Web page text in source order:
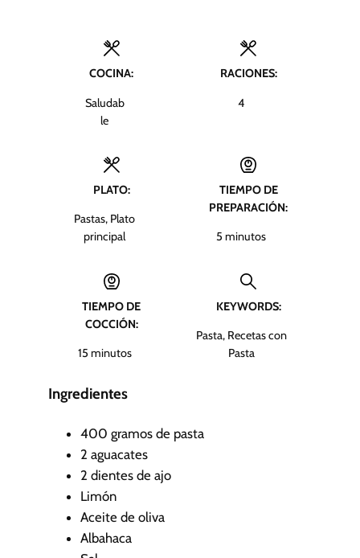
COCINA:
Saludab
le
RACIONES:
4
PLATO:
Pastas, Plato
principal
TIEMPO DE
PREPARACIÓN:
5 m
t
s
minutos
TIEMPO DE
COCCIÓN:
15m
n
o
s
minutos
KEYWORDS:
Pasta, Recetas con
Pasta
Ingredientes
400 gramos de pasta
2 aguacates
2 dientes de ajo
Limón
Aceite de oliva
Albahaca